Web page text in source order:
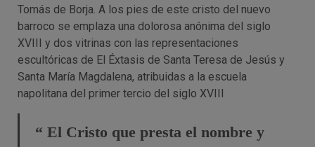
Tomás de Borja. A los pies de este cristo del nuevo
barroco se emplaza una dolorosa anónima del siglo
XVIII y dos vitrinas con las representaciones
escultóricas de El Éxtasis de Santa Teresa de Jesús y
Santa María Magdalena, atribuidas a la escuela
napolitana del primer tercio del siglo XVIII
“ El Cristo que presta el nombre y